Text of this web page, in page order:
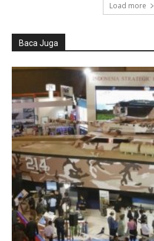
Load more
Baca Juga